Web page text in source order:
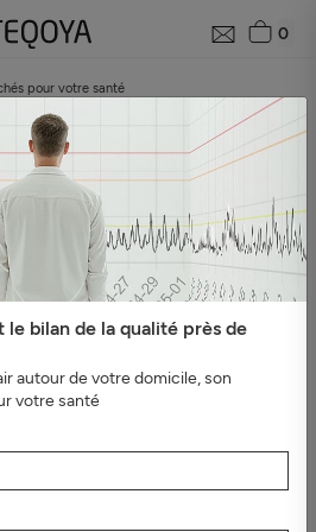
0
pour votre santé
et santé : que
sur ces 1%
l'air dans lequel se trouve le
où ils sont, et ce n'est rien
bilan de la qualité près de
autour de votre domicile, son
votre santé